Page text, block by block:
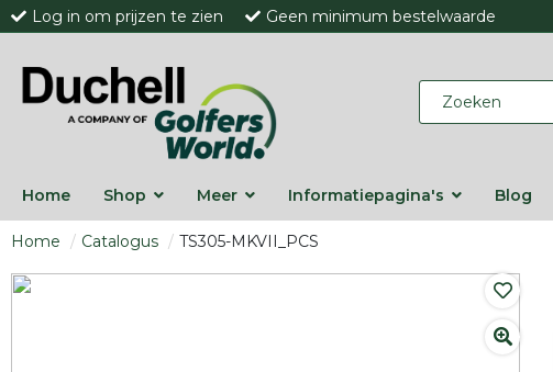
Log in om prijzen te zien Geen minimum bestelwaarde
Home Shop Meer Informatiepagina's Blog
Home Catalogus TS305-MKVII_PCS